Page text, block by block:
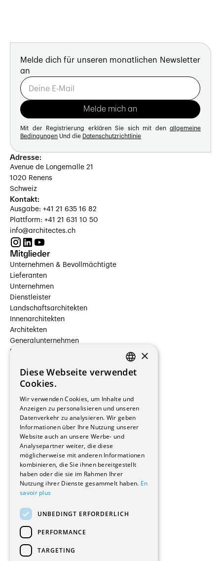
Melde dich für unseren monatlichen Newsletter
an
Mit der Registrierung erklären Sie sich mit den allgemeine
Bedingungen Und die Datenschutzrichtlinie
Adresse:
Avenue de Longemalle 21
1020 Renens
Schweiz
Kontakt:
Ausgabe: +41 21 635 16 82
Plattform: +41 21 631 10 50
info@architectes.ch
Mitglieder
Unternehmen & Bevollmächtigte
Lieferanten
Unternehmen
Dienstleister
Landschaftsarchitekten
Innenarchitekten
Architekten
Generalunternehmen
Beauftragte Unternehmen
Hersteller/Lieferanten
Bauherrschaften
Immobilienverwaltungsgesellschaften
Stockwerkeigentum
Reportagen
Wohnungen
Renovierungen
Innere Umbauten
Gastgewerbe und Tourismus
Verwaltungsgebäude und Geschäfte
Schuleinrichtungen
Medizinische Einrichtungen
Kultur - Sport - Freizeit
Industrie - Handwerk
Transport und Parkplätze
Diverse Bauten
FRENCH
×
Diese Webseite verwendet
Cookies.
Wir verwenden Cookies, um Inhalte und
Anzeigen zu personalisieren und unseren
Datenverkehr zu analysieren. Wir geben
Informationen über Ihre Nutzung unserer
Website auch an unsere Werbe- und
Analysepartner weiter, die diese
möglicherweise mit anderen Informationen
kombinieren, die Sie ihnen bereitgestellt
haben oder die sie im Rahmen Ihrer
Nutzung ihrer Dienste gesammelt haben. En
savoir plus
UNBEDINGT ERFORDERLICH
PERFORMANCE
TARGETING